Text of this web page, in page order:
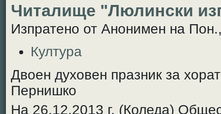
Читалище "Люлински
Изпратено от Анонимен на
Култура
Двоен духовен празник за
Пернишко
На 26.12.2013 г. (Коледа)